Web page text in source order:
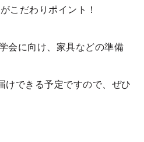
こだわりポイント！
会に向け、家具などの準備
けできる予定ですので、ぜひ